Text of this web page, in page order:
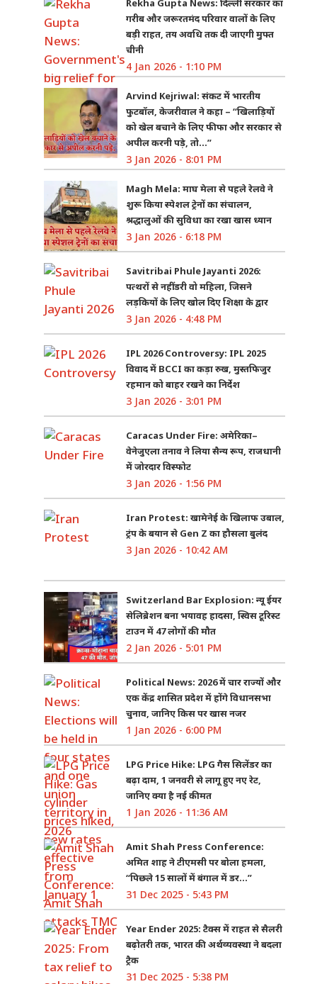
Rekha Gupta News: दिल्ली सरकार का
गरीब और जरूरतमंद परिवार वालों के लिए
बड़ी राहत, तय अवधि तक दी जाएगी मुफ्त
चीनी
4 Jan 2026 - 1:10 PM
Arvind Kejriwal: संकट में भारतीय
फुटबॉल, केजरीवाल ने कहा – “खिलाड़ियों
को खेल बचाने के लिए फीफा और सरकार से
अपील करनी पड़े, तो…”
3 Jan 2026 - 8:01 PM
Magh Mela: माघ मेला से पहले रेलवे ने
शुरू किया स्पेशल ट्रेनों का संचालन,
श्रद्धालुओं की सुविधा का रखा खास ध्यान
3 Jan 2026 - 6:18 PM
Savitribai Phule Jayanti 2026:
पत्थरों से नहीं डरी वो महिला, जिसने
लड़कियों के लिए खोल दिए शिक्षा के द्वार
3 Jan 2026 - 4:48 PM
IPL 2026 Controversy: IPL 2025
विवाद में BCCI का कड़ा रुख, मुस्तफिजुर
रहमान को बाहर रखने का निर्देश
3 Jan 2026 - 3:01 PM
Caracas Under Fire: अमेरिका–
वेनेजुएला तनाव ने लिया सैन्य रूप, राजधानी
में जोरदार विस्फोट
3 Jan 2026 - 1:56 PM
Iran Protest: खामेनेई के खिलाफ उबाल,
ट्रंप के बयान से Gen Z का हौसला बुलंद
3 Jan 2026 - 10:42 AM
Switzerland Bar Explosion: न्यू ईयर
सेलिब्रेशन बना भयावह हादसा, स्विस टूरिस्ट
टाउन में 47 लोगों की मौत
2 Jan 2026 - 5:01 PM
Political News: 2026 में चार राज्यों और
एक केंद्र शासित प्रदेश में होंगे विधानसभा
चुनाव, जानिए किस पर खास नजर
1 Jan 2026 - 6:00 PM
LPG Price Hike: LPG गैस सिलेंडर का
बढ़ा दाम, 1 जनवरी से लागू हुए नए रेट,
जानिए क्या है नई कीमत
1 Jan 2026 - 11:36 AM
Amit Shah Press Conference:
अमित शाह ने टीएमसी पर बोला हमला,
“पिछले 15 सालों में बंगाल में डर…”
31 Dec 2025 - 5:43 PM
Year Ender 2025: टैक्स में राहत से सैलरी
बढ़ोतरी तक, भारत की अर्थव्यवस्था ने बदला
ट्रैक
31 Dec 2025 - 5:38 PM